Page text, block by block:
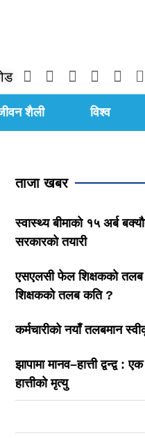
शैली विश्व
ताजा खबर
स्वास्थ्य बीमाको १५ अर्ब
सरकारको तयारी
एसएलसी फेल शिक्षकको
शिक्षकको तलब कति ?
कर्मचारीको नयाँ तलबमान
झापामा मानव–हात्ती द्वन्द्व :
हात्तीको मृत्यु